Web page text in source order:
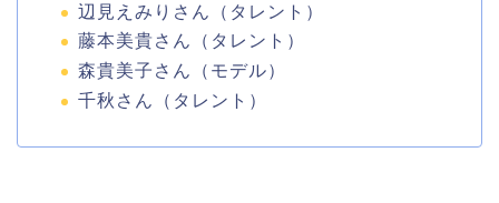
辺見えみりさん（タレント）
藤本美貴さん（タレント）
森貴美子さん（モデル）
千秋さん（タレント）